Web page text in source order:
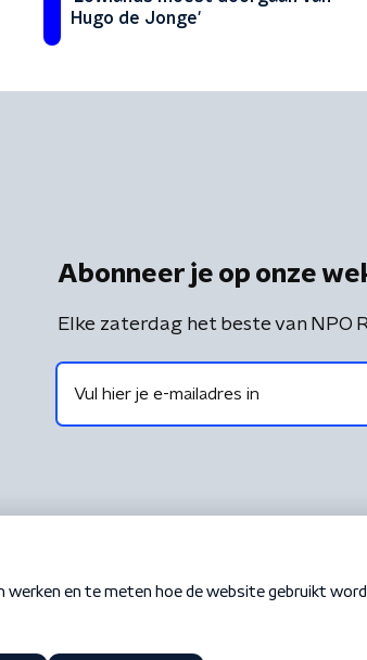
Hugo de Jonge'
Abonneer je op onze
Elke zaterdag het beste van NPO